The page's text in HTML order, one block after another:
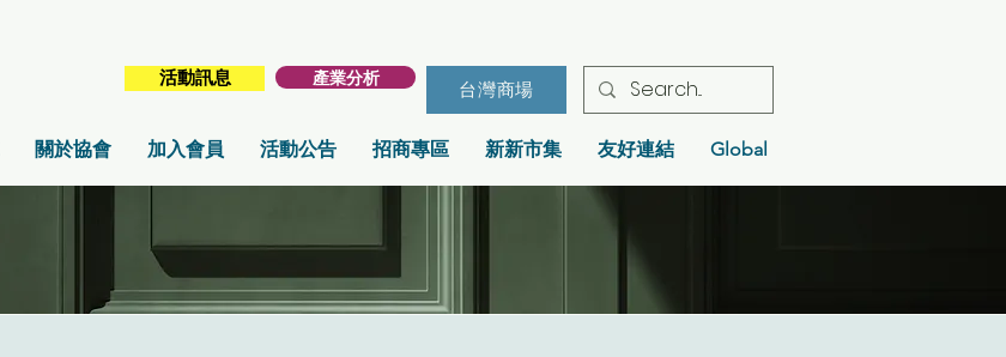
活動訊息 產業分析
台灣商場
關於協會 加入會員 活動公告 招商專區 新新市集 友好連結 Global